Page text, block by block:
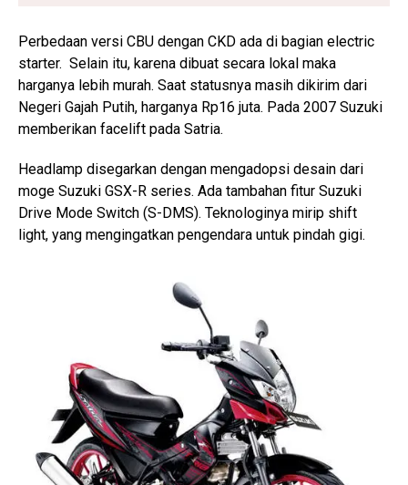
Perbedaan versi CBU dengan CKD ada di bagian electric
starter. Selain itu, karena dibuat secara lokal maka
harganya lebih murah. Saat statusnya masih dikirim dari
Negeri Gajah Putih, harganya Rp16 juta. Pada 2007 Suzuki
memberikan facelift pada Satria.
Headlamp disegarkan dengan mengadopsi desain dari
moge Suzuki GSX-R series. Ada tambahan fitur Suzuki
Drive Mode Switch (S-DMS). Teknologinya mirip shift
light, yang mengingatkan pengendara untuk pindah gigi.